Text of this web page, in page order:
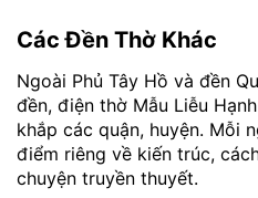
Các Đền Thờ Khác
Ngoài Phủ Tây Hồ và đền
đền, điện thờ Mẫu Liễu
khắp các quận, huyện. Mỗi
điểm riêng về kiến trúc,
chuyện truyền thuyết.